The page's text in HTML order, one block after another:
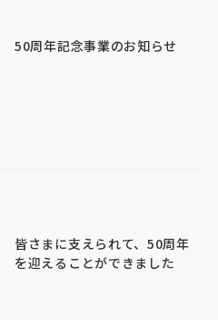
50周年記念事業のお知らせ
皆さまに支えられて、50周年
を迎えることができました